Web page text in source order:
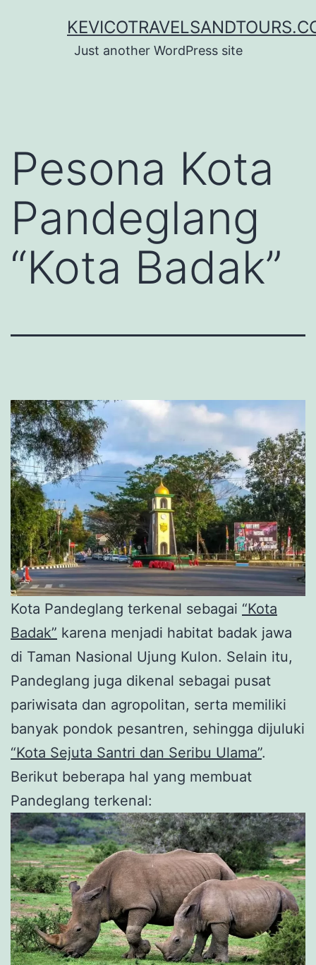
Just another WordPress site
Pesona Kota
Pandeglang
“Kota Badak”
Kota Pandeglang terkenal sebagai “Kota
Badak” karena menjadi habitat badak jawa
di Taman Nasional Ujung Kulon. Selain itu,
Pandeglang juga dikenal sebagai pusat
pariwisata dan agropolitan, serta memiliki
banyak pondok pesantren, sehingga dijuluki
“Kota Sejuta Santri dan Seribu Ulama”.
Berikut beberapa hal yang membuat
Pandeglang terkenal: